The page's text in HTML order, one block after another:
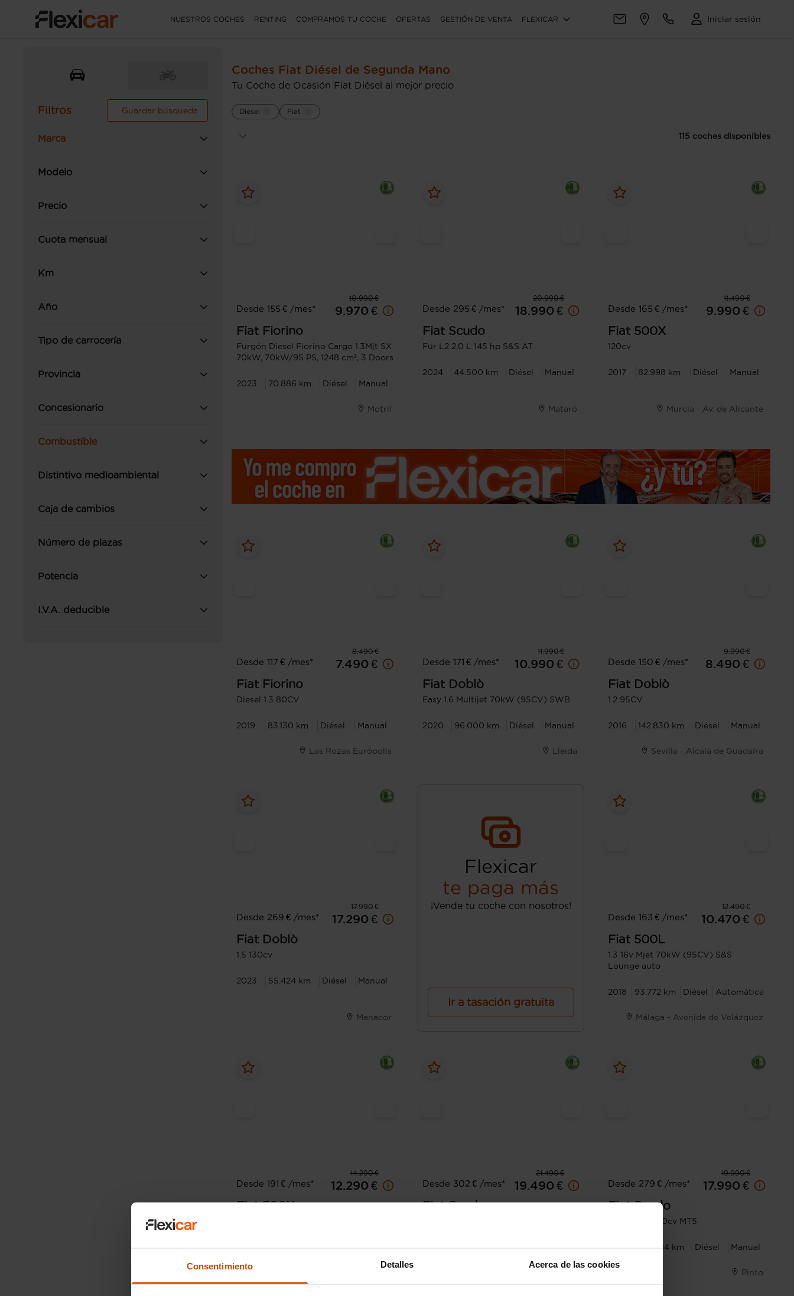
Consentimiento Detalles Acerca de las cookies
NUESTROS COCHES RENTING COMPRAMOS TU COCHE OFERTAS GESTIÓN DE VENTA FLEXICAR Iniciar sesión
Filtros Guardar búsqueda
Marca
Modelo
Precio
Cuota mensual
Km
Año
Tipo de carrocería
Provincia
Concesionario
Combustible
Distintivo medioambiental
Caja de cambios
Número de plazas
Potencia
I.V.A. deducible
Coches Fiat Diésel de Segunda Mano
Tu Coche de Ocasión Fiat Diésel al mejor precio
Diesel Fiat
115 coches disponibles
10.990 €
Desde 155 € /mes*
9.970 €
Fiat Fiorino
Furgón Diesel Fiorino Cargo 1.3Mjt SX
70kW, 70kW/95 PS, 1248 cm³, 3 Doors
2023 70.886 km Diésel Manual
Motril
20.990 €
Desde 295 € /mes*
18.990 €
Fiat Scudo
Fur L2 2,0 L 145 hp S&S AT
2024 44.500 km Diésel Manual
Mataró
11.490 €
Desde 165 € /mes*
9.990 €
Fiat 500X
120cv
2017 82.998 km Diésel Manual
Murcia - Av. de Alicante
8.490 €
Desde 117 € /mes*
7.490 €
Fiat Fiorino
Diesel 1.3 80CV
2019 83.130 km Diésel Manual
Las Rozas Európolis
11.990 €
Desde 171 € /mes*
10.990 €
Fiat Doblò
Easy 1.6 Multijet 70kW (95CV) SWB
2020 96.000 km Diésel Manual
Lleida
9.990 €
Desde 150 € /mes*
8.490 €
Fiat Doblò
1.2 95CV
2016 142.830 km Diésel Manual
Sevilla - Alcalá de Guadaíra
17.990 €
Desde 269 € /mes*
17.290 €
Fiat Doblò
1.5 130cv
2023 55.424 km Diésel Manual
Manacor
Flexicar
te paga más
¡Vende tu coche con nosotros!
Ir a tasación gratuita
12.490 €
Desde 163 € /mes*
10.470 €
Fiat 500L
1.3 16v Mjet 70kW (95CV) S&S
Lounge auto
2018 93.772 km Diésel Automática
Málaga - Avenida de Velázquez
14.290 €
Desde 191 € /mes*
12.290 €
Fiat 500X
21.490 €
Desde 302 € /mes*
19.490 €
Fiat Scudo
19.990 €
Desde 279 € /mes*
17.990 €
Fiat Scudo
Furgón L2 100cv MT5
104.914 km Diésel Manual
Pinto